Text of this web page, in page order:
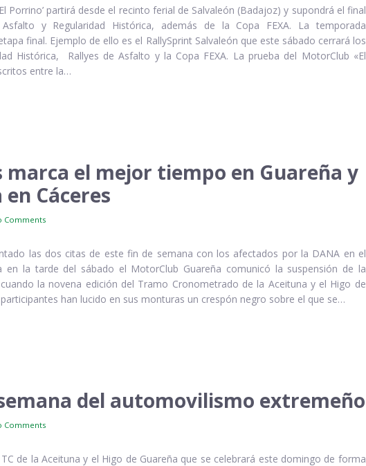
Porrino’ partirá desde el recinto ferial de Salvaleón (Badajoz) y supondrá el final
y Regularidad Histórica, además de la Copa FEXA. La temporada
final. Ejemplo de ello es el RallySprint Salvaleón que este sábado cerrará los
Histórica, Rallyes de Asfalto y la Copa FEXA. La prueba del MotorClub «El
entre la…
marca el mejor tiempo en Guareña y
Cáceres
Comments
las dos citas de este fin de semana con los afectados por la DANA en el
la tarde del sábado el MotorClub Guareña comunicó la suspensión de la
la novena edición del Tramo Cronometrado de la Aceituna y el Higo de
han lucido en sus monturas un crespón negro sobre el que se…
del automovilismo extremeño
Comments
de la Aceituna y el Higo de Guareña que se celebrará este domingo de forma